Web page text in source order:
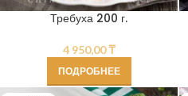
Требуха 200 г.
4 950,00₸
ПОДРОБНЕЕ